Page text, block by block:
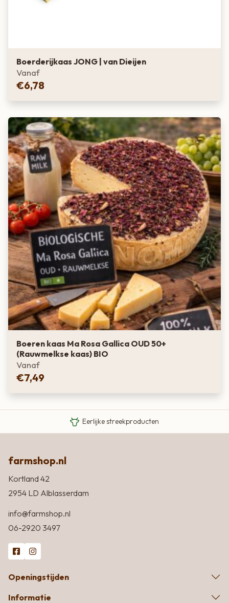
Boerderijkaas JONG | van Dieijen
Vanaf
€6,78
Boeren kaas Ma Rosa Gallica OUD 50+
(Rauwmelkse kaas) BIO
Vanaf
€7,49
Eigen Limousin runderen
Eerlijke streekproducten
farmshop.nl
Kortland 42
2954 LD Alblasserdam
info@farmshop.nl
06-2920 3497
Openingstijden
Informatie